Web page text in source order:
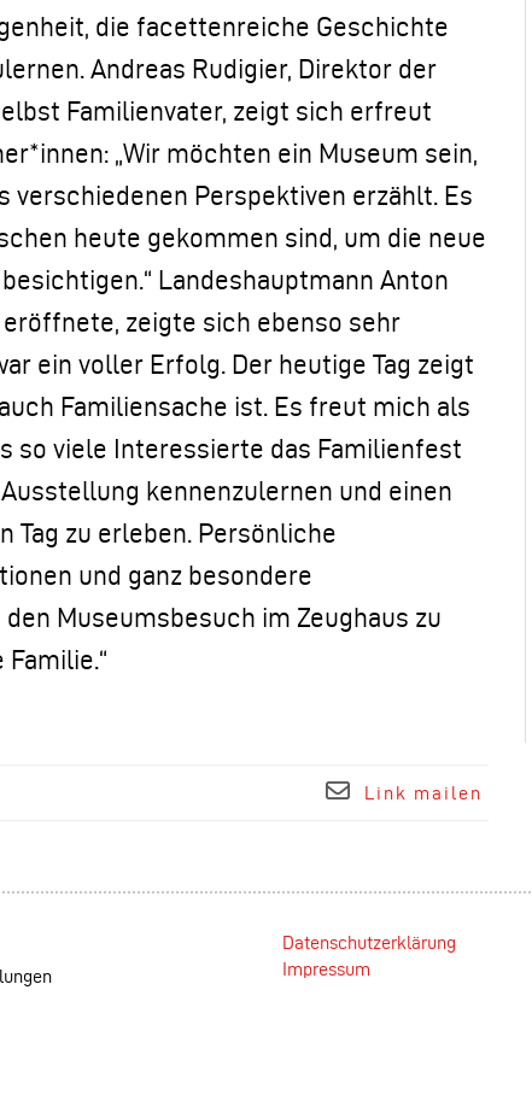
die facettenreiche Geschichte
Andreas Rudigier, Direktor der
Familienvater, zeigt sich erfreut
„Wir möchten ein Museum sein,
verschiedenen Perspektiven erzählt. Es
heute gekommen sind, um die neue
Landeshauptmann Anton
zeigte sich ebenso sehr
ein voller Erfolg. Der heutige Tag zeigt
Familiensache ist. Es freut mich als
so viele Interessierte das Familienfest
kennenzulernen und einen
Tag zu erleben. Persönliche
und ganz besondere
Museumsbesuch im Zeughaus zu
Link mailen
Datenschutzerklärung
Impressum